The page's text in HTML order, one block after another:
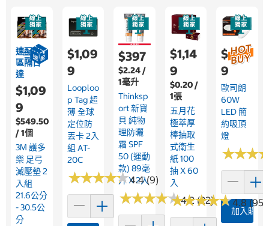
速配限
區隔日
達
$1,09
9
$549.50
/ 1個
3M 護多
樂 足弓
減壓墊 2
入組
21.6公分
- 30.5公
分
$1,09
9
Looploo
P Tag 超
薄 全球
定位防
丟卡 2入
組 AT-
20C
★★★★★
★★★★★4.4 (9)
$397
$2.24 /
1毫升
Thinksp
Ort 新寶
貝 純物
理防曬
霜 SPF
50 (運動
款) 89毫
升 X 2入
★★★★★
★★★★★4.2 (22)
$1,14
9
$0.20 /
1張
五月花
極萃厚
棒抽取
式衛生
紙 100
抽 X 60
入
★★★★★
★★★★★4.8 (951)
$4,19
9
歐司朗
60W
LED 簡
約吸頂
燈
★★★
★★★
加入購物